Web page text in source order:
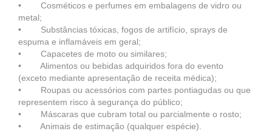
• Cosméticos e perfumes em embalagens de vidro ou
metal;
• Substâncias tóxicas, fogos de artifício, sprays de
espuma e inflamáveis em geral;
• Capacetes de moto ou similares;
• Alimentos ou bebidas adquiridos fora do evento
(exceto mediante apresentação de receita médica);
• Roupas ou acessórios com partes pontiagudas ou que
representem risco à segurança do público;
• Máscaras que cubram total ou parcialmente o rosto;
• Animais de estimação (qualquer espécie).